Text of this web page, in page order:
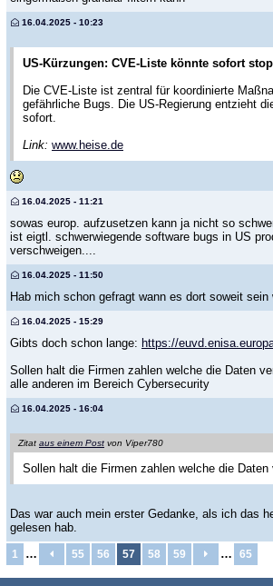
16.04.2025 - 10:23
US-Kürzungen: CVE-Liste könnte sofort
Die CVE-Liste ist zentral für koordinierte
gefährliche Bugs. Die US-Regierung entzieht
sofort.
Link: www.heise.de
16.04.2025 - 11:21
sowas europ. aufzusetzen kann ja nicht so
ist eigtl. schwerwiegende software bugs in US
verschweigen....
16.04.2025 - 11:50
Hab mich schon gefragt wann es dort soweit sein
16.04.2025 - 15:29
Gibts doch schon lange: https://
Sollen halt die Firmen zahlen welche die Daten
alle anderen im Bereich Cybersecurity
16.04.2025 - 16:04
Zitat aus einem Post von Viper780
Sollen halt die Firmen zahlen welche die Daten
Das war auch mein erster Gedanke, als ich das
gelesen hab.
1 … 55 56 57 58 59 … 65